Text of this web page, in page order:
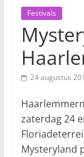
Festivals
24 augustus
zaterdag 24
Mysteryland